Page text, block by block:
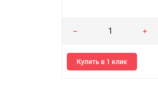
Купить в 1 клик